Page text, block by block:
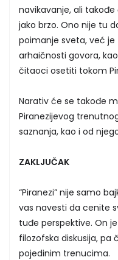
navikavanje, ali
jako brzo. Ono nije tu
poimanje sveta, već je
arhaičnosti govora,
čitaoci osetiti tokom
Narativ će se takođe
Piranezijevog
saznanja, kao i od
ZAKLJUČAK
“Piranezi” nije samo
vas navesti da cenite
tuđe perspektive. On
filozofska diskusija, pa
pojedinim trenucima.